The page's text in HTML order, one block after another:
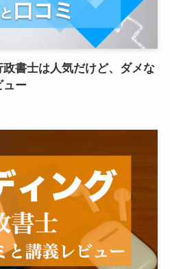
政書士は人気だけど、ダメな
ュー